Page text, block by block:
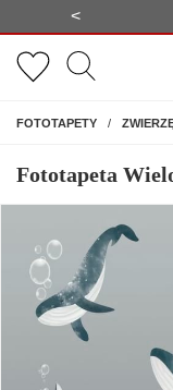
<
FOTOTAPETYNA ŚCIANĘ
Fototapeta